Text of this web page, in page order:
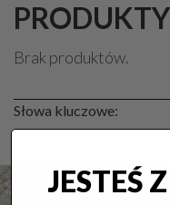
Brak produktów.
Słowa kluczowe:
JESTEŚ